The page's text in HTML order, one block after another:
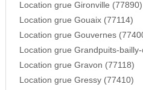
Location grue Gironville (77890)
Location grue Gouaix (77114)
Location grue Gouvernes
Location grue Grandpuits-
Location grue Gravon (77118)
Location grue Gressy (77410)